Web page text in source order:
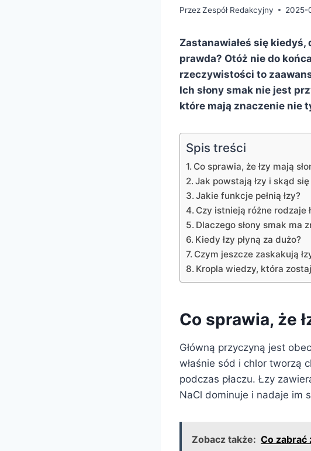
PrzezZespół Redakcyjny 2025-
Zastanawiałeś się kiedyś,
prawda? Otóż nie do
rzeczywistości to
Ich słony smak nie jest
które mają znaczenie nie
Spis treści
Co sprawia, że łzy mają
Jak powstają łzy i skąd
Jakie funkcje pełnią łzy?
Czy istnieją różne rodzaje
Dlaczego słony smak ma
Kiedy łzy płyną za dużo?
Czym jeszcze zaskakują
Kropla wiedzy, która
Co sprawia, że
Główną przyczyną jest
właśnie sód i chlor tworzą
podczas płaczu. Łzy
NaCl dominuje i nadaje im
Zobacz także: Co zabrać